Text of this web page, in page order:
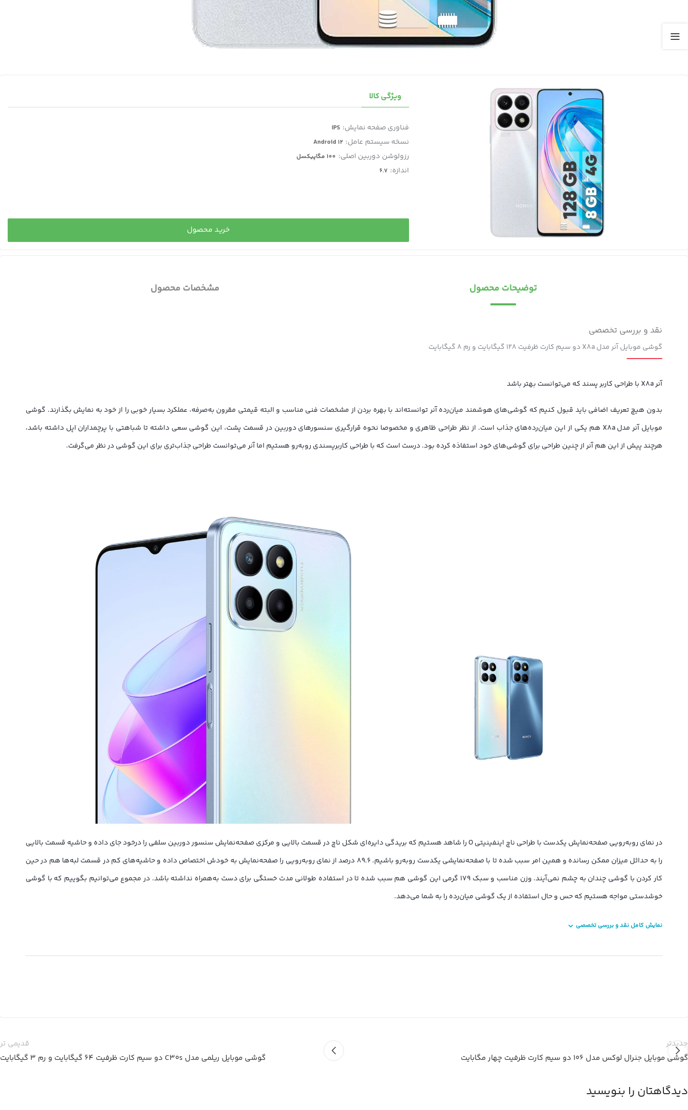
ویژگی کالا
فناوری صفحه‌ نمایش: IPS
نسخه سیستم عامل: Android 12
رزولوشن دوربین اصلی: 100 مگاپیکسل
اندازه: 6.7
خرید محصول
توضیحات محصول مشخصات محصول
نقد و بررسی تخصصی
گوشی موبایل آنر مدل X8a دو سیم کارت ظرفیت 128 گیگابایت و رم 8 گیگابایت
آنر X8a با طراحی کاربر پسند که می‌توانست بهتر باشد
بدون هیچ تعریف اضافی باید قبول کنیم که گوشی‌های هوشمند میان‌رده آنر توانسته‌اند با بهره بردن از مشخصات فنی مناسب و البته قیمتی مقرون به‌صرفه، عملکرد بسیار خوبی را از خود به نمایش بگذارند. گوشی
موبایل آنر مدل X8a هم یکی از این میان‌رده‌های جذاب است. از نظر طراحی ظاهری و مخصوصا نحوه قرارگیری سنسورهای دوربین در قسمت پشت، این گوشی سعی داشته تا شباهتی با پرچمداران اپل داشته باشد،
هرچند پیش از این هم آنر از چنین طراحی برای گوشی‌های خود استفاذه کرده بود. درست است که با طراحی کاربرپسندی روبه‌رو هستیم اما آنر می‌توانست طراحی جذاب‌تری برای این گوشی در نظر می‌گرفت.
در نمای روبه‌رویی صفحه‌نمایش یکدست با طراحی ناچ اینفینیتی O را شاهد هستیم که بریدگی دایره‌ای شکل ناچ در قسمت بالایی و مرکزی صفحه‌نمایش سنسور دوربین سلفی را درخود جای داده و حاشیه قسمت بالایی
را به حداثل میزان ممکن رسانده و همین امر سبب شده تا با صفحه‌نمایشی یکدست روبه‎‌رو باشیم. 89.6 درصد از نمای روبه‌رویی را صفحه‌نمایش به خودش اختصاص داده و حاشیه‌های کم در قسمت لبه‌ها هم در حین
کار کردن با گوشی چندان به چشم نمی‌آیند. وزن مناسب و سبک 179 گرمی این گوشی هم سبب شده تا در استفاده طولانی مدت خستگی برای دست به‌همراه نداشته باشد. در مجموع می‌توانیم بگوییم که با گوشی
خوشدستی مواجه هستیم که حس و حال استفاده از یک گوشی میان‌رده را به شما می‌دهد.
نمایش کامل نقد و بررسی تخصصی
جدیدتر
گوشی موبایل جنرال لوکس مدل 106 دو سیم کارت ظرفیت چهار مگابایت
قدیمی تر
گوشی موبایل ریلمی مدل C30s دو سیم کارت ظرفیت 64 گیگابایت و رم 3 گیگابایت
دیدگاهتان را بنویسید